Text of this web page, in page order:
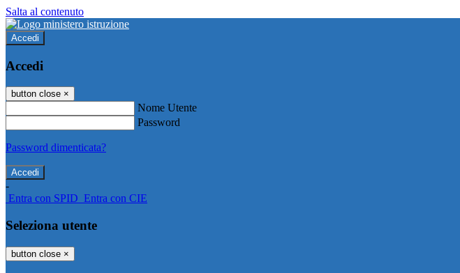
Salta al contenuto
Accedi
Accedi
button close ×
Nome Utente
Password
Password dimenticata?
-
Entra con SPID Entra con CIE
Seleziona utente
button close ×